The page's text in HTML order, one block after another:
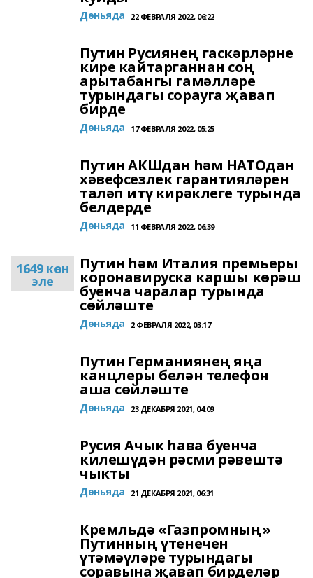
Дөньяда 22 ФЕВРАЛЯ 2022, 06:22
Путин Русиянең гаскәрләрне
кире кайтарганнан соң
арытабангы гамәлләре
турындагы сорауга җавап
бирде
Дөньяда 17 ФЕВРАЛЯ 2022, 05:25
Путин АКШдан һәм НАТОдан
хәвефсезлек гарантияләрен
таләп итү кирәклеге турында
белдерде
Дөньяда 11 ФЕВРАЛЯ 2022, 06:39
1649 көн
эле
Путин һәм Италия премьеры
коронавируска каршы көрәш
буенча чаралар турында
сөйләште
Дөньяда 2 ФЕВРАЛЯ 2022, 03:17
Путин Германиянең яңа
канцлеры белән телефон
аша сөйләште
Дөньяда 23 ДЕКАБРЯ 2021, 04:09
Русия Ачык һава буенча
килешүдән рәсми рәвештә
чыкты
Дөньяда 21 ДЕКАБРЯ 2021, 06:31
Кремльдә «Газпромның»
Путинның үтенечен
үтәмәүләре турындагы
соравына җавап бирделәр